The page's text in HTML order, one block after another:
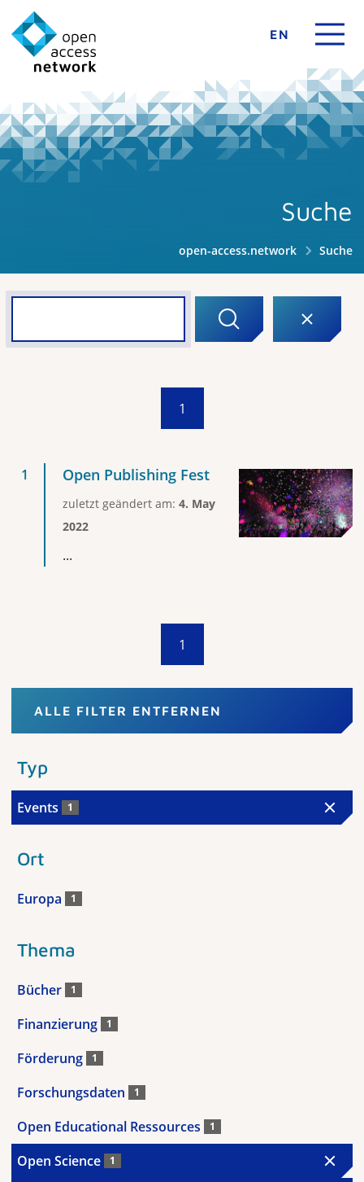
EN
Suche
open-access.network Suche
1
Open Publishing Fest
zuletzt geändert am: 4. May
2022
...
1
ALLE FILTER ENTFERNEN
Typ
Events 1
Ort
Europa 1
Thema
Bücher 1
Finanzierung 1
Förderung 1
Forschungsdaten 1
Open Educational Ressources 1
Open Science 1